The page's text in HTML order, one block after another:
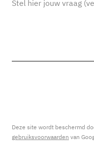
Deze site wordt beschermd
gebruiksvoorwaarden van